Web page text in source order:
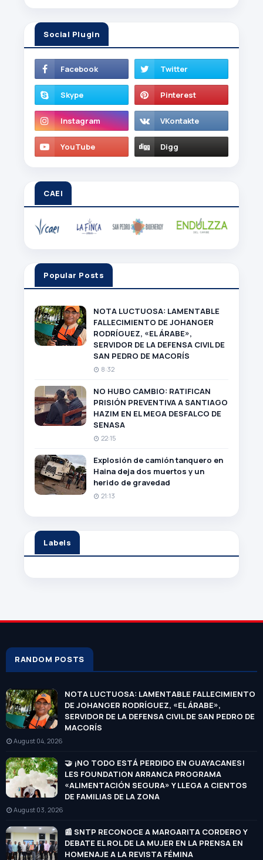
Social Plugin
CAEI
Popular Posts
NOTA LUCTUOSA: LAMENTABLE
FALLECIMIENTO DE JOHANGER
RODRÍGUEZ, «EL ÁRABE»,
SERVIDOR DE LA DEFENSA CIVIL DE
SAN PEDRO DE MACORÍS
8:32
NO HUBO CAMBIO: RATIFICAN
PRISIÓN PREVENTIVA A SANTIAGO
HAZIM EN EL MEGA DESFALCO DE
SENASA
22:15
Explosión de camión tanquero en
Haina deja dos muertos y un
herido de gravedad
21:13
Labels
RANDOM POSTS
NOTA LUCTUOSA: LAMENTABLE FALLECIMIENTO
DE JOHANGER RODRÍGUEZ, «EL ÁRABE»,
SERVIDOR DE LA DEFENSA CIVIL DE SAN PEDRO DE
MACORÍS
August 04, 2026
🤝 ¡NO TODO ESTÁ PERDIDO EN GUAYACANES!
LES FOUNDATION ARRANCA PROGRAMA
«ALIMENTACIÓN SEGURA» Y LLEGA A CIENTOS
DE FAMILIAS DE LA ZONA
August 03, 2026
📰 SNTP RECONOCE A MARGARITA CORDERO Y
DEBATE EL ROL DE LA MUJER EN LA PRENSA EN
HOMENAJE A LA REVISTA FÉMINA